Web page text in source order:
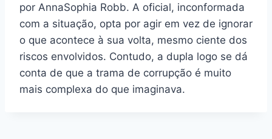
por AnnaSophia Robb. A oficial, inconformada
com a situação, opta por agir em vez de ignorar
o que acontece à sua volta, mesmo ciente dos
riscos envolvidos. Contudo, a dupla logo se dá
conta de que a trama de corrupção é muito
mais complexa do que imaginava.